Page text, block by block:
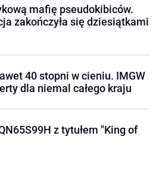
mafię pseudokibiców.
zakończyła się dziesiątkami
40 stopni w cieniu. IMGW
dla niemal całego kraju
z tytułem "King of